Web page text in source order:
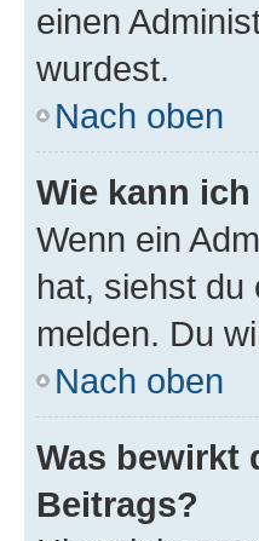
einen
wurdest.
Nach oben
Wie kann
Wenn ein
hat, siehst du
melden. Du
Nach oben
Was bewirkt
Beitrags?